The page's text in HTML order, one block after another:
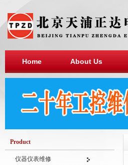
Home About Us
Product
仪器仪表维修